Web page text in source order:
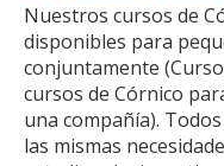
Nuestros cursos de
disponibles para
conjuntamente
cursos de Córnico
una compañía).
las mismas